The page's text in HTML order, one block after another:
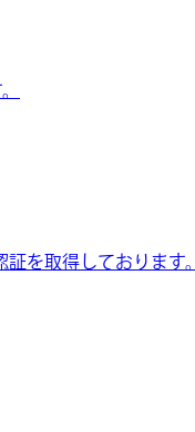
を取得しております。